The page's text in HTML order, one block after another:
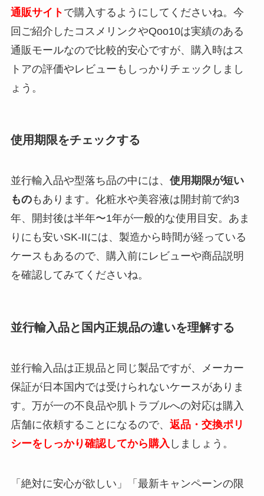
通販サイト で購入するようにしてくださいね。今
回ご紹介したコスメリンクやQoo10は実績のある
通販モールなので比較的安心ですが、購入時はス
トアの評価やレビューもしっかりチェックしまし
ょう。
使用期限をチェックする
並行輸入品や型落ち品の中には、 使用期限が短い
ものもあります。化粧水や美容液は開封前で約3
年、開封後は半年〜1年が一般的な使用目安。あま
りにも安いSK-IIには、製造から時間が経っている
ケースもあるので、購入前にレビューや商品説明
を確認してみてくださいね。
並行輸入品と国内正規品の違いを理解する
並行輸入品は正規品と同じ製品ですが、メーカー
保証が日本国内では受けられないケースがありま
す。万が一の不良品や肌トラブルへの対応は購入
店舗に依頼することになるので、 返品・交換ポリ
シーをしっかり確認してから購入 しましょう。
「絶対に安心が欲しい」「最新キャンペーンの限